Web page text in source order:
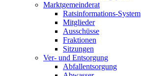
Marktgemeinderat
Ratsinformations-System
Mitglieder
Ausschüsse
Fraktionen
Sitzungen
Ver- und Entsorgung
Abfallentsorgung